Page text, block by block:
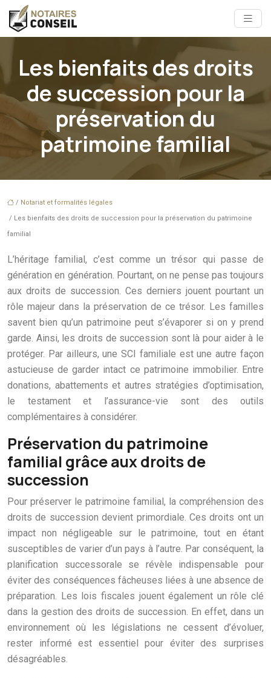
Les bienfaits des droits
de succession pour la
préservation du
patrimoine familial
/ Notariat et formalités légales
/ Les bienfaits des droits de succession pour la préservation du patrimoine
familial
L’héritage familial, c’est comme un trésor qui passe de
génération en génération. Pourtant, on ne pense pas toujours
aux droits de succession. Ces derniers jouent pourtant un
rôle majeur dans la préservation de ce trésor. Les familles
savent bien qu’un patrimoine peut s’évaporer si on y prend
garde. Ainsi, les droits de succession sont là pour aider à le
protéger. Par ailleurs, une SCI familiale est une autre façon
astucieuse de garder intact ce patrimoine immobilier. Entre
donations, abattements et autres stratégies d’optimisation,
le testament et l’assurance-vie sont des outils
complémentaires à considérer.
Préservation du patrimoine
familial grâce aux droits de
succession
Pour préserver le patrimoine familial, la compréhension des
droits de succession devient primordiale. Ces droits ont un
impact non négligeable sur le patrimoine, tout en étant
susceptibles de varier d’un pays à l’autre. Par conséquent, la
planification successorale se révèle indispensable pour
éviter des conséquences fâcheuses liées à une absence de
préparation. Les lois fiscales jouent également un rôle clé
dans la gestion des droits de succession. En effet, dans un
environnement où les législations ne cessent d’évoluer,
rester informé est essentiel pour éviter des surprises
désagréables.